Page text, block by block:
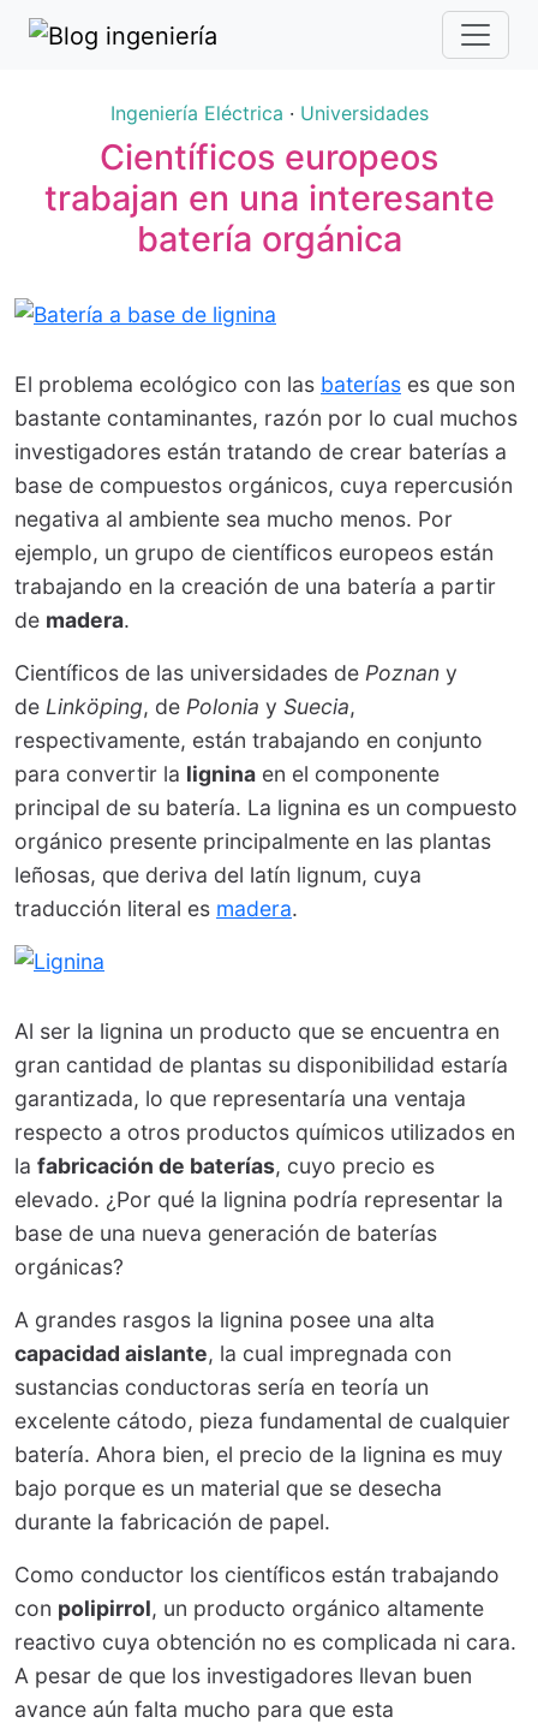
Ingeniería Eléctrica · Universidades
Científicos europeos
trabajan en una interesante
batería orgánica
El problema ecológico con las baterías es que son
bastante contaminantes, razón por lo cual muchos
investigadores están tratando de crear baterías a
base de compuestos orgánicos, cuya repercusión
negativa al ambiente sea mucho menos. Por
ejemplo, un grupo de científicos europeos están
trabajando en la creación de una batería a partir
de madera.
Científicos de las universidades de Poznan y
de Linköping, de Polonia y Suecia,
respectivamente, están trabajando en conjunto
para convertir la lignina en el componente
principal de su batería. La lignina es un compuesto
orgánico presente principalmente en las plantas
leñosas, que deriva del latín lignum, cuya
traducción literal es madera.
Al ser la lignina un producto que se encuentra en
gran cantidad de plantas su disponibilidad estaría
garantizada, lo que representaría una ventaja
respecto a otros productos químicos utilizados en
la fabricación de baterías, cuyo precio es
elevado. ¿Por qué la lignina podría representar la
base de una nueva generación de baterías
orgánicas?
A grandes rasgos la lignina posee una alta
capacidad aislante, la cual impregnada con
sustancias conductoras sería en teoría un
excelente cátodo, pieza fundamental de cualquier
batería. Ahora bien, el precio de la lignina es muy
bajo porque es un material que se desecha
durante la fabricación de papel.
Como conductor los científicos están trabajando
con polipirrol, un producto orgánico altamente
reactivo cuya obtención no es complicada ni cara.
A pesar de que los investigadores llevan buen
avance aún falta mucho para que esta